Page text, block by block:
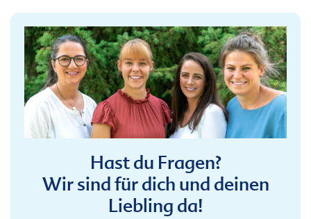
Hast du Fragen?
Wir sind für dich und deinen
Liebling da!